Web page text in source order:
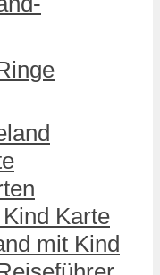
Karte
mit Kind